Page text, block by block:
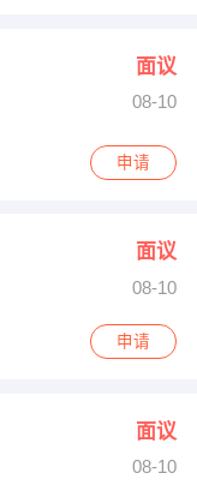
面议
08-10
申请
面议
08-10
申请
面议
08-10